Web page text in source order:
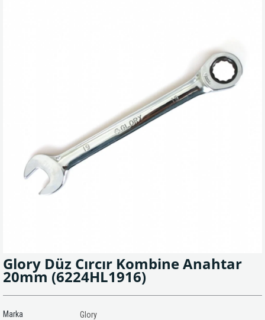
Glory Düz Cırcır Kombine Anahtar
20mm (6224HL1916)
Marka
Glory